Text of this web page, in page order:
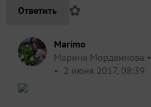
Ответить ✿
Marimo
Марина Мордвинова
2 июня 2017, 08:39